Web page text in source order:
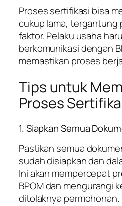
Proses sertifikasi bisa
cukup lama, tergantung
faktor. Pelaku usaha
berkomunikasi dengan
memastikan proses
Tips untuk
Proses
1. Siapkan Semua
Pastikan semua
sudah disiapkan dan
Ini akan mempercepat
BPOM dan mengurangi
ditolaknya permohonan.